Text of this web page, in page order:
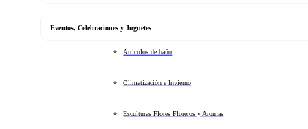
Eventos, Celebraciones y Juguetes
Artículos de baño
Climatización e Invierno
Esculturas Flores Floreros y Aromas